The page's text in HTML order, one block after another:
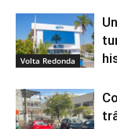
Volta Redonda